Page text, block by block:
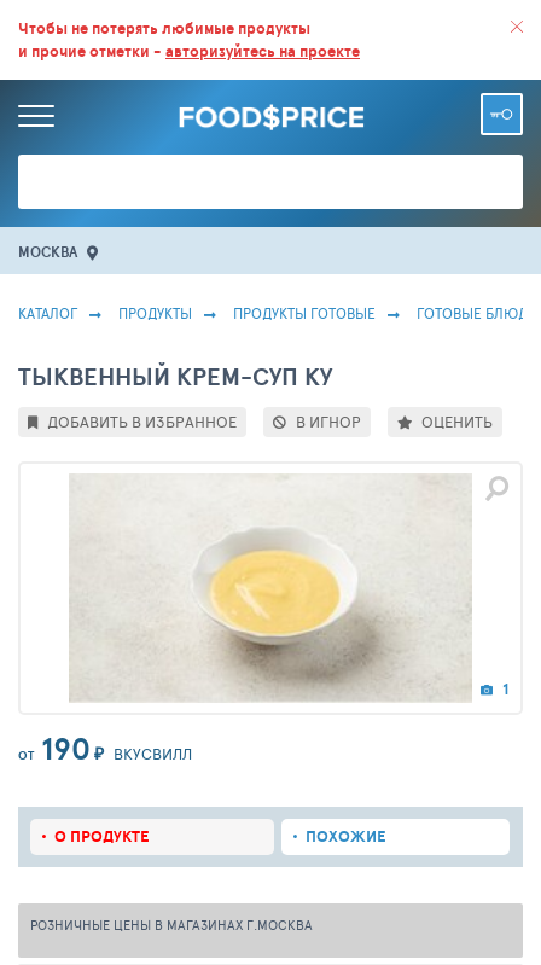
ВСЕ СКИДКИ И ВЫГОДНЫЕ ЦЕНЫ НА ПРОДУКТЫ В МАГАЗИНАХ.
БОЛЬШЕ 100 000 ТОВАРОВ. ЕЖЕДНЕВНОЕ ОБНОВЛЕНИЕ ЦЕН.
Чтобы не потерять любимые продукты
и прочие отметки - авторизуйтесь на проекте
МОСКВА
КАТАЛОГ ПРОДУКТЫ ПРОДУКТЫ ГОТОВЫЕ ГОТОВЫЕ БЛЮДА
ТЫКВЕННЫЙ КРЕМ-СУП КУ
1
ОТ 190 ₽ ВКУСВИЛЛ
ДОБАВИТЬ В ИЗБРАННОЕ В ИГНОР ОЦЕНИТЬ
О ПРОДУКТЕ ПОХОЖИЕ
РОЗНИЧНЫЕ ЦЕНЫ В МАГАЗИНАХ Г.МОСКВА